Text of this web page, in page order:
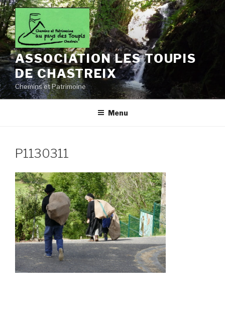
Aller
au
contenu
principal
ASSOCIATION LES TOUPIS
DE CHASTREIX
Chemins et Patrimoine
Menu
P1130311